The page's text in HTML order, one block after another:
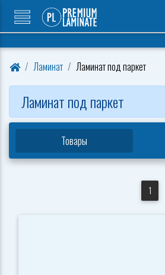
Ламинат Ламинат под паркет
Ламинат под паркет
Товары
1